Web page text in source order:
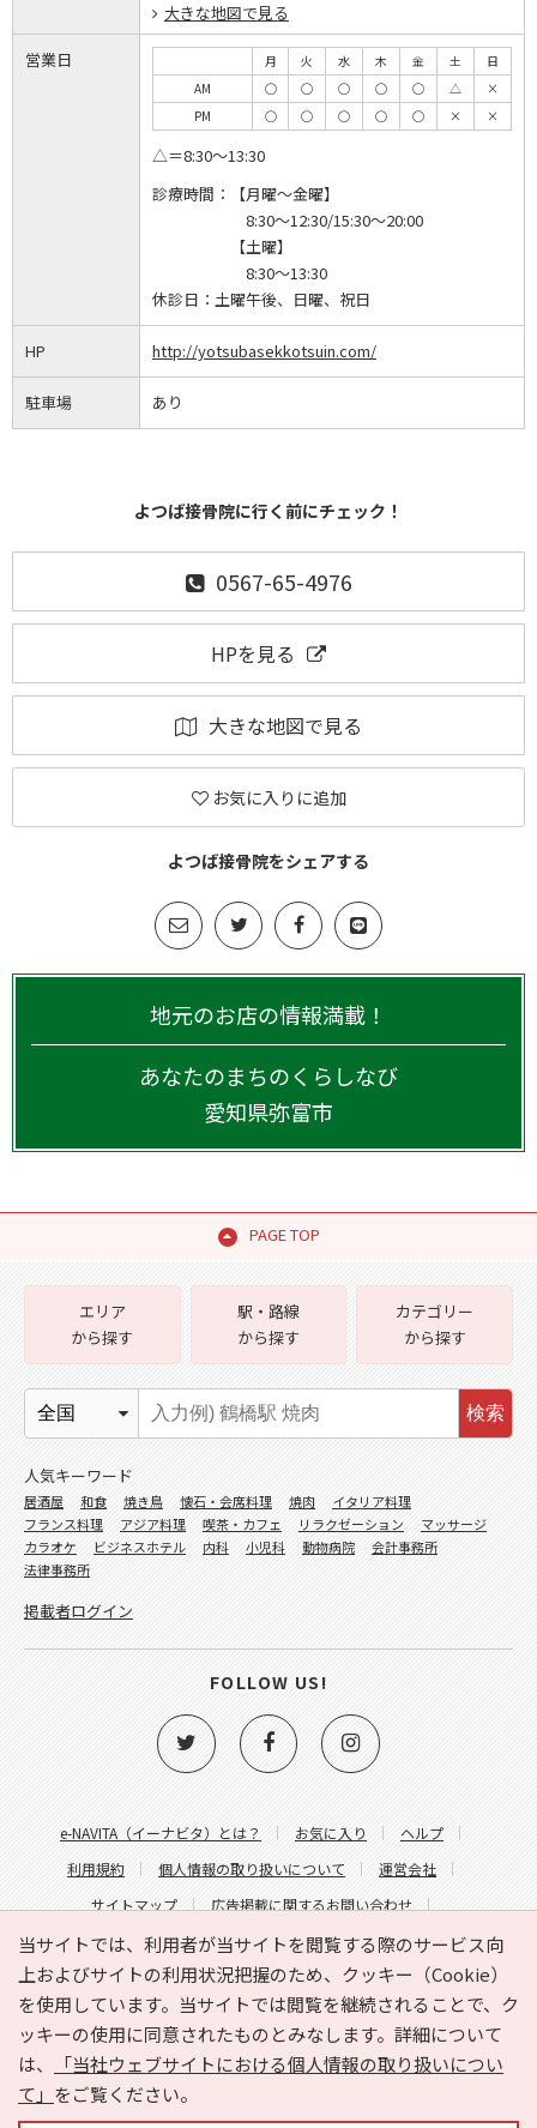
大きな地図で見る
営業日 月 火 水 木 金 土
日
AM
◯ ◯ ◯ ◯ ◯ △
×
PM
◯ ◯ ◯ ◯ ◯ × ×
△＝8:30～13:30
診療時間：
【月曜～金曜】
8:30～12:30/15:30～20:00
【土曜】
8:30～13:30
休診日： 土曜午後、日曜、祝日
HP http://yotsubasekkotsuin.com/
駐車場 あり
よつば接骨院に行く前にチェック！
0567-65-4976
HPを見る
大きな地図で見る
お気に入りに追加
よつば接骨院をシェアする
地元のお店の情報満載！
あなたのまちのくらしなび
愛知県弥富市
PAGE TOP
当サイトでは、利用者が当サイトを閲覧する際のサービス向
上およびサイトの利用状況把握のため、クッキー（Cookie）
を使用しています。当サイトでは閲覧を継続されることで、ク
ッキーの使用に同意されたものとみなします。詳細について
は、
「当社ウェブサイトにおける個人情報の取り扱いについ
て」 をご覧ください。
e-NAVITA（イーナビタ）とは？ お気に入り
ヘルプ
利用規約
個人情報の取り扱いについて
運営会社
サイトマップ
広告掲載に関するお問い合わせ
サイトの内容に関するお問い合わせ
エリア
から探す
駅・路線
から探す
カテゴリー
から探す
検索
人気キーワード
居酒屋 和食 焼き鳥 懐石・会席料理 焼肉
イタリア料理
フランス料理
アジア料理 喫茶・カフェ リラクゼーション
マッサージ
カラオケ
ビジネスホテル 内科 小児科 動物病院
会計事務所
法律事務所
掲載者ログイン
FOLLOW US!
Copyright © HYOJITO.Co.,Ltd. All Rights Reserved.